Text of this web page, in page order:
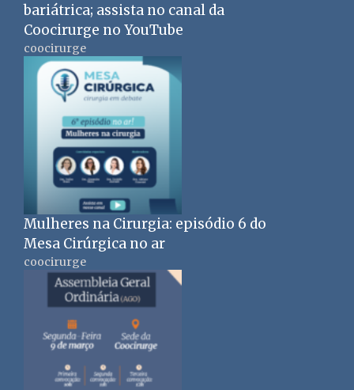
bariátrica; assista no canal da
Coocirurge no YouTube
coocirurge
Mulheres na Cirurgia: episódio 6 do
Mesa Cirúrgica no ar
coocirurge